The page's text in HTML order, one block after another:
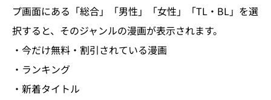
プ画面にある「総合」「男性」「女性」「TL・BL」を選
択すると、そのジャンルの漫画が表示されます。
・今だけ無料・割引されている漫画
・ランキング
・新着タイトル